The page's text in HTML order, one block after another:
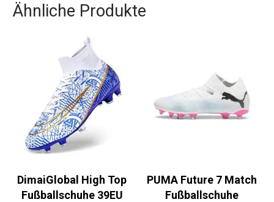
Ähnliche Produkte
DimaiGlobal High Top
Fußballschuhe 39EU
PUMA Future 7 Match
Fußballschuhe